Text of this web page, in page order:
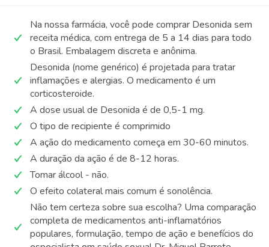
Na nossa farmácia, você pode comprar Desonida sem
receita médica, com entrega de 5 a 14 dias para todo
o Brasil. Embalagem discreta e anônima.
Desonida (nome genérico) é projetada para tratar
inflamações e alergias. O medicamento é um
corticosteroide.
A dose usual de Desonida é de 0,5-1 mg.
O tipo de recipiente é comprimido
A ação do medicamento começa em 30-60 minutos.
A duração da ação é de 8-12 horas.
Tomar álcool - não.
O efeito colateral mais comum é sonolência.
Não tem certeza sobre sua escolha? Uma comparação
completa de medicamentos anti-inflamatórios
populares, formulação, tempo de ação e benefícios do